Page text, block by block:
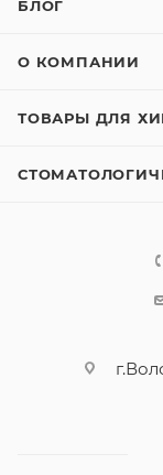
БЛОГ
О КОМПАНИИ
ТОВАРЫ ДЛЯ